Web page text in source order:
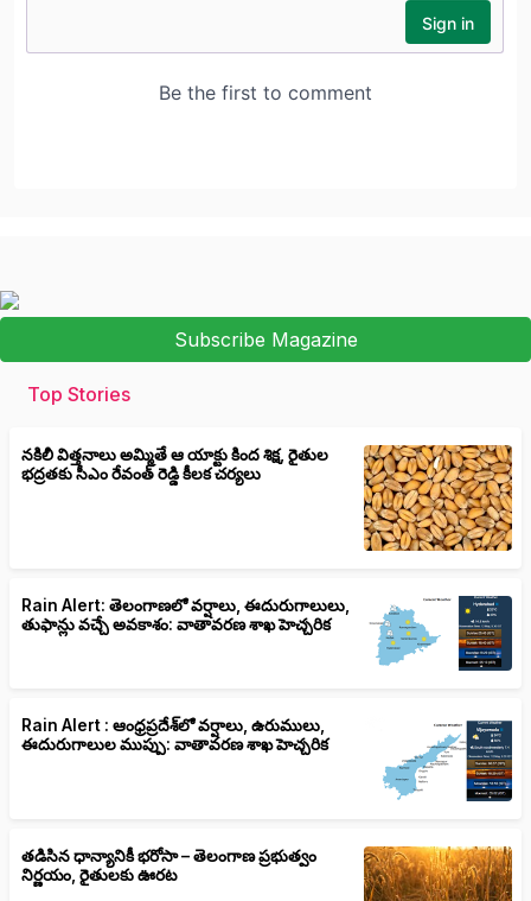
Subscribe Magazine
Top Stories
నకిలీ విత్తనాలు అమ్మితే ఆ యాక్టు కింద శిక్ష, రైతుల
భద్రతకు సీఎం రేవంత్ రెడ్డి కీలక చర్యలు
Rain Alert: తెలంగాణలో వర్షాలు, ఈదురుగాలులు,
తుఫాన్లు వచ్చే అవకాశం: వాతావరణ శాఖ హెచ్చరిక
Rain Alert : ఆంధ్రప్రదేశ్‌లో వర్షాలు, ఉరుములు,
ఈదురుగాలుల ముప్పు: వాతావరణ శాఖ హెచ్చరిక
తడిసిన ధాన్యానికీ భరోసా – తెలంగాణ ప్రభుత్వం
నిర్ణయం, రైతులకు ఊరట